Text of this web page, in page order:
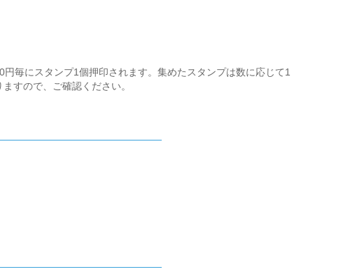
毎にスタンプ1個押印されます。集めたスタンプは数に応じて1
すので、ご確認ください。